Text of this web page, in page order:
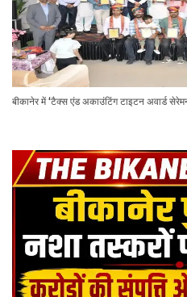
बीकानेर में ‘टैक्स एंड अकाउंटिंग टाइटन अवार्ड